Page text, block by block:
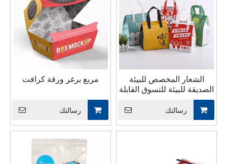
مربع برغر ورقة كرافت
رسالتك
الشعار المخصص للبيئة
الصديقة للبيئة للتسوق القابلة
المنسوجة غير المنسوجة
معزولة الحمل البقالة غداء
النزهة كيس برودة حقيبة
رسالتك